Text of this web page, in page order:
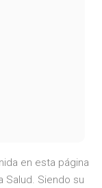
en esta página
Salud. Siendo su